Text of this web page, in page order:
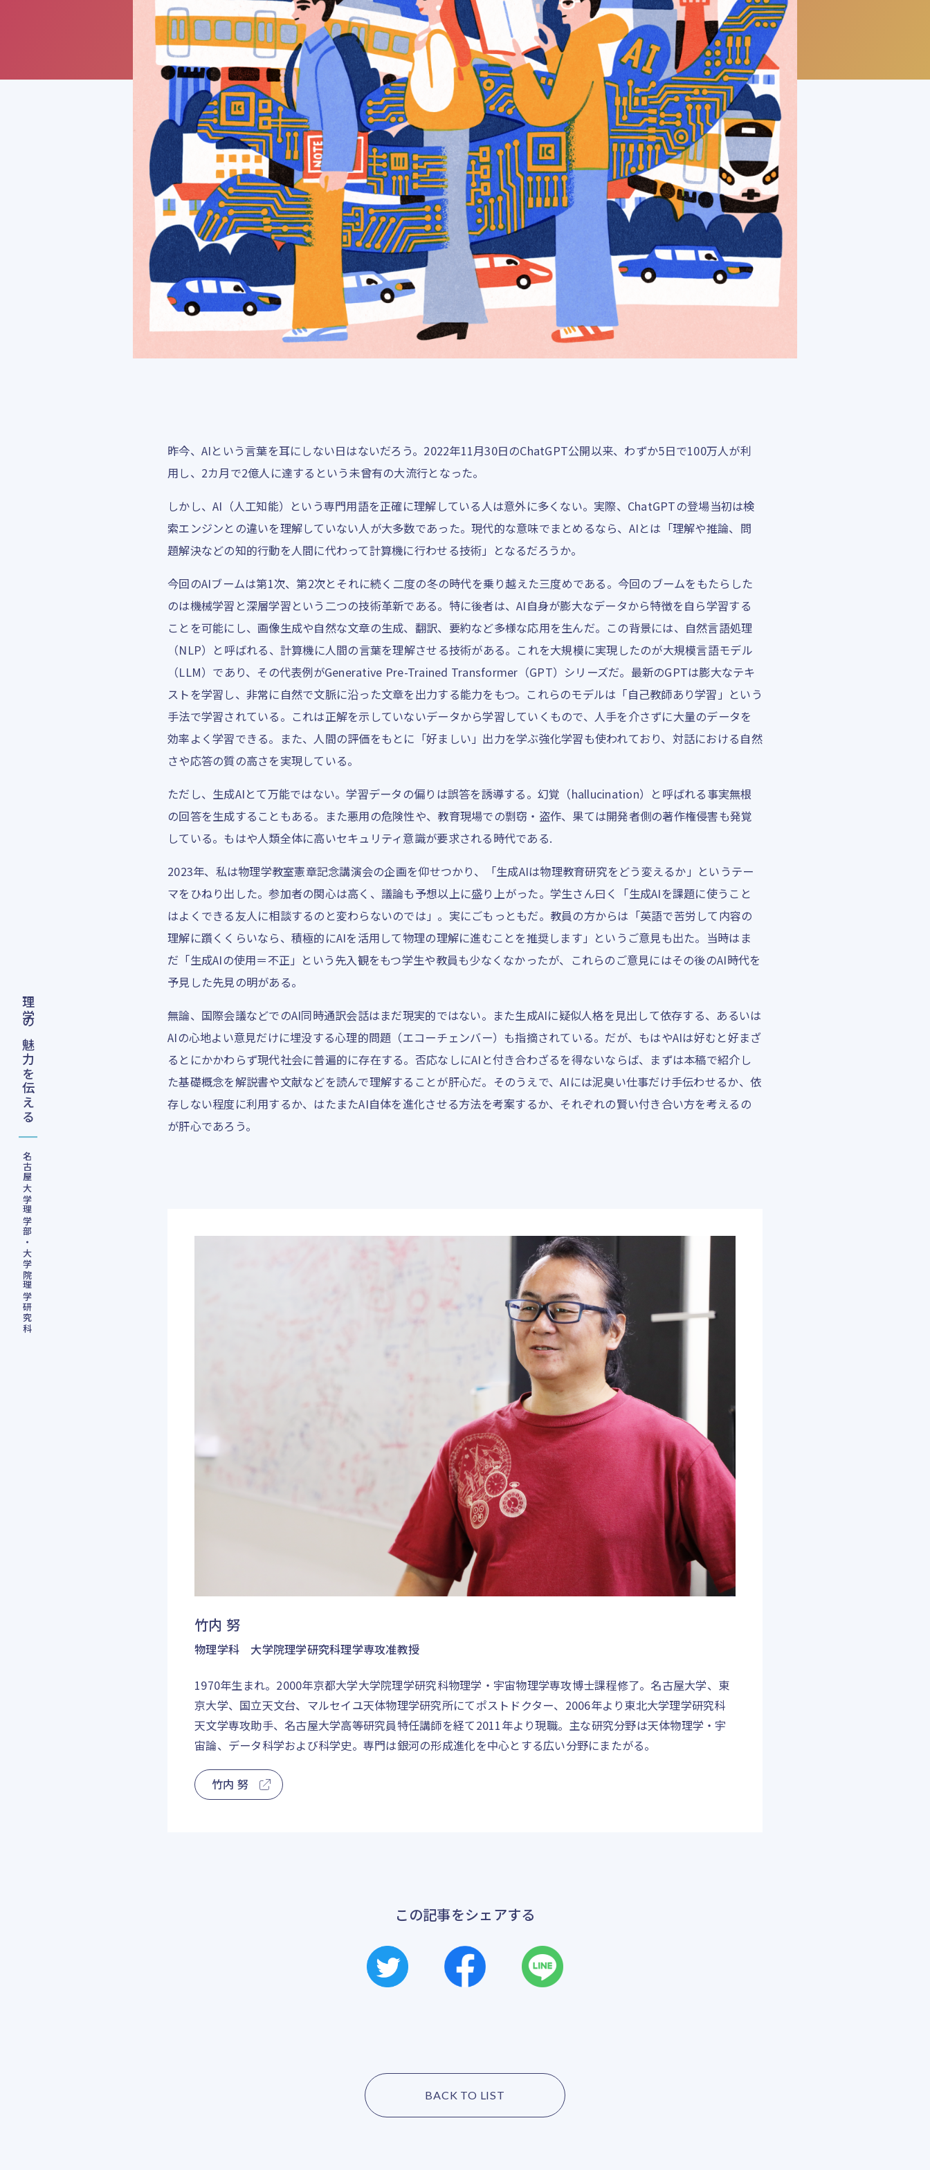
理学の魅力を伝える
名古屋大学理学部・大学院理学研究科
昨今、AIという言葉を耳にしない日はないだろう。2022年11月30日のChatGPT公開以来、わずか5日で100万人が利
用し、2カ月で2億人に達するという未曾有の大流行となった。
しかし、AI（人工知能）という専門用語を正確に理解している人は意外に多くない。実際、ChatGPTの登場当初は検
索エンジンとの違いを理解していない人が大多数であった。現代的な意味でまとめるなら、AIとは「理解や推論、問
題解決などの知的行動を人間に代わって計算機に行わせる技術」となるだろうか。
今回のAIブームは第1次、第2次とそれに続く二度の冬の時代を乗り越えた三度めである。今回のブームをもたらした
のは機械学習と深層学習という二つの技術革新である。特に後者は、AI自身が膨大なデータから特徴を自ら学習する
ことを可能にし、画像生成や自然な文章の生成、翻訳、要約など多様な応用を生んだ。この背景には、自然言語処理
（NLP）と呼ばれる、計算機に人間の言葉を理解させる技術がある。これを大規模に実現したのが大規模言語モデル
（LLM）であり、その代表例がGenerative Pre-Trained Transformer（GPT）シリーズだ。最新のGPTは膨大なテキ
ストを学習し、非常に自然で文脈に沿った文章を出力する能力をもつ。これらのモデルは「自己教師あり学習」という
手法で学習されている。これは正解を示していないデータから学習していくもので、人手を介さずに大量のデータを
効率よく学習できる。また、人間の評価をもとに「好ましい」出力を学ぶ強化学習も使われており、対話における自然
さや応答の質の高さを実現している。
ただし、生成AIとて万能ではない。学習データの偏りは誤答を誘導する。幻覚（hallucination）と呼ばれる事実無根
の回答を生成することもある。また悪用の危険性や、教育現場での剽窃・盗作、果ては開発者側の著作権侵害も発覚
している。もはや人類全体に高いセキュリティ意識が要求される時代である.
2023年、私は物理学教室憲章記念講演会の企画を仰せつかり、「生成AIは物理教育研究をどう変えるか」というテー
マをひねり出した。参加者の関心は高く、議論も予想以上に盛り上がった。学生さん曰く「生成AIを課題に使うこと
はよくできる友人に相談するのと変わらないのでは」。実にごもっともだ。教員の方からは「英語で苦労して内容の
理解に躓くくらいなら、積極的にAIを活用して物理の理解に進むことを推奨します」というご意見も出た。当時はま
だ「生成AIの使用＝不正」という先入観をもつ学生や教員も少なくなかったが、これらのご意見にはその後のAI時代を
予見した先見の明がある。
無論、国際会議などでのAI同時通訳会話はまだ現実的ではない。また生成AIに疑似人格を見出して依存する、あるいは
AIの心地よい意見だけに埋没する心理的問題（エコーチェンバー）も指摘されている。だが、もはやAIは好むと好まざ
るとにかかわらず現代社会に普遍的に存在する。否応なしにAIと付き合わざるを得ないならば、まずは本稿で紹介し
た基礎概念を解説書や文献などを読んで理解することが肝心だ。そのうえで、AIには泥臭い仕事だけ手伝わせるか、依
存しない程度に利用するか、はたまたAI自体を進化させる方法を考案するか、それぞれの賢い付き合い方を考えるの
が肝心であろう。
竹内 努
物理学科 大学院理学研究科理学専攻准教授
1970年生まれ。2000年京都大学大学院理学研究科物理学・宇宙物理学専攻博士課程修了。名古屋大学、東
京大学、国立天文台、マルセイユ天体物理学研究所にてポストドクター、2006年より東北大学理学研究科
天文学専攻助手、名古屋大学高等研究員特任講師を経て2011年より現職。主な研究分野は天体物理学・宇
宙論、データ科学および科学史。専門は銀河の形成進化を中心とする広い分野にまたがる。
竹内 努
この記事をシェアする
BACK TO LIST